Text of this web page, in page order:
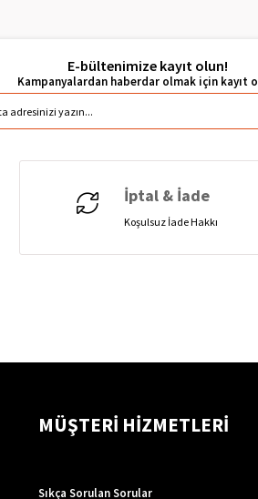
E-bültenimize kayıt olun!
İptal & İade
Koşulsuz İade Hakkı
MÜŞTERİ HİZMETLERİ
Sıkça Sorulan Sorular